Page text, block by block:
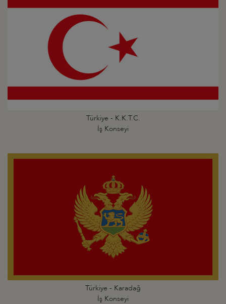
Türkiye - K.K.T.C.
İş Konseyi
Türkiye - Karadağ
İş Konseyi